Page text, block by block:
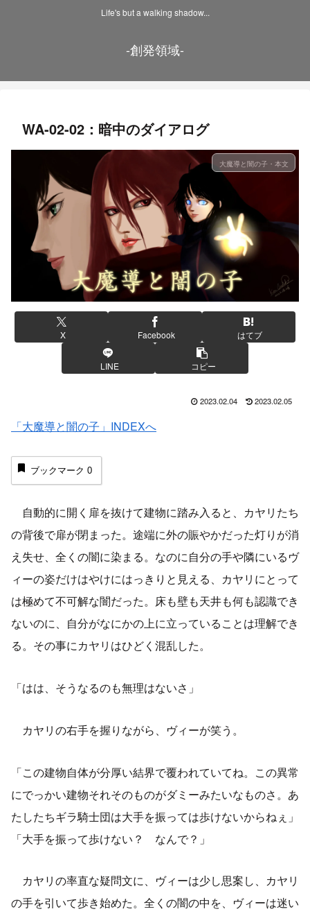
Life's but a walking shadow...
-創発領域-
WA-02-02：暗中のダイアログ
大魔導と闇の子・本文
X Facebook はてブ
LINE コピー
2023.02.04 2023.02.05
「大魔導と闇の子」INDEXへ
ブックマーク 0
自動的に開く扉を抜けて建物に踏み入ると、カヤリたち
の背後で扉が閉まった。途端に外の賑やかだった灯りが消
え失せ、全くの闇に染まる。なのに自分の手や隣にいるヴ
ィーの姿だけはやけにはっきりと見える、カヤリにとって
は極めて不可解な闇だった。床も壁も天井も何も認識でき
ないのに、自分がなにかの上に立っていることは理解でき
る。その事にカヤリはひどく混乱した。
「はは、そうなるのも無理はないさ」
カヤリの右手を握りながら、ヴィーが笑う。
「この建物自体が分厚い結界で覆われていてね。この異常
にでっかい建物それそのものがダミーみたいなものさ。あ
たしたちギラ騎士団は大手を振っては歩けないからねぇ」
「大手を振って歩けない？ なんで？」
カヤリの率直な疑問文に、ヴィーは少し思案し、カヤリ
の手を引いて歩き始めた。全くの闇の中を、ヴィーは迷い